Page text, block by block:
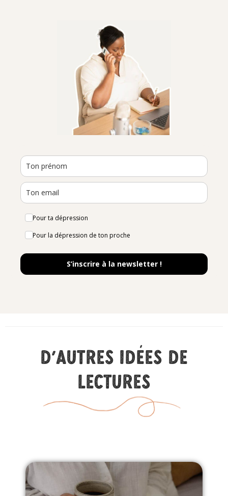
Pour ta dépression
Pour la dépression de ton proche
S’inscrire à la newsletter !
D'autres idées de
lectures